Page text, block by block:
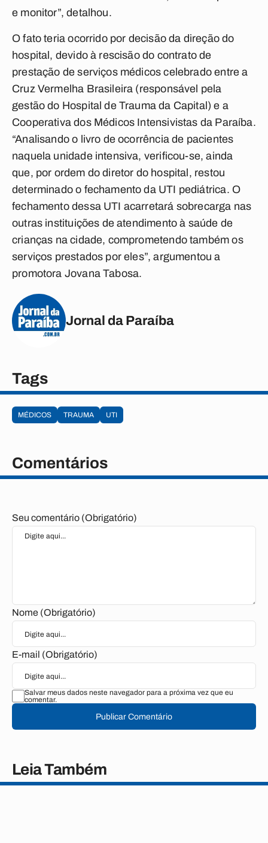
e monitor”, detalhou.
O fato teria ocorrido por decisão da direção do
hospital, devido à rescisão do contrato de
prestação de serviços médicos celebrado entre a
Cruz Vermelha Brasileira (responsável pela
gestão do Hospital de Trauma da Capital) e a
Cooperativa dos Médicos Intensivistas da Paraíba.
“Analisando o livro de ocorrência de pacientes
naquela unidade intensiva, verificou-se, ainda
que, por ordem do diretor do hospital, restou
determinado o fechamento da UTI pediátrica. O
fechamento dessa UTI acarretará sobrecarga nas
outras instituições de atendimento à saúde de
crianças na cidade, comprometendo também os
serviços prestados por eles”, argumentou a
promotora Jovana Tabosa.
Jornal da Paraíba
Tags
MÉDICOS TRAUMA UTI
Comentários
Seu comentário (Obrigatório)
Nome (Obrigatório)
E-mail (Obrigatório)
Salvar meus dados neste navegador para a próxima vez que eu
comentar.
Publicar Comentário
Leia Também